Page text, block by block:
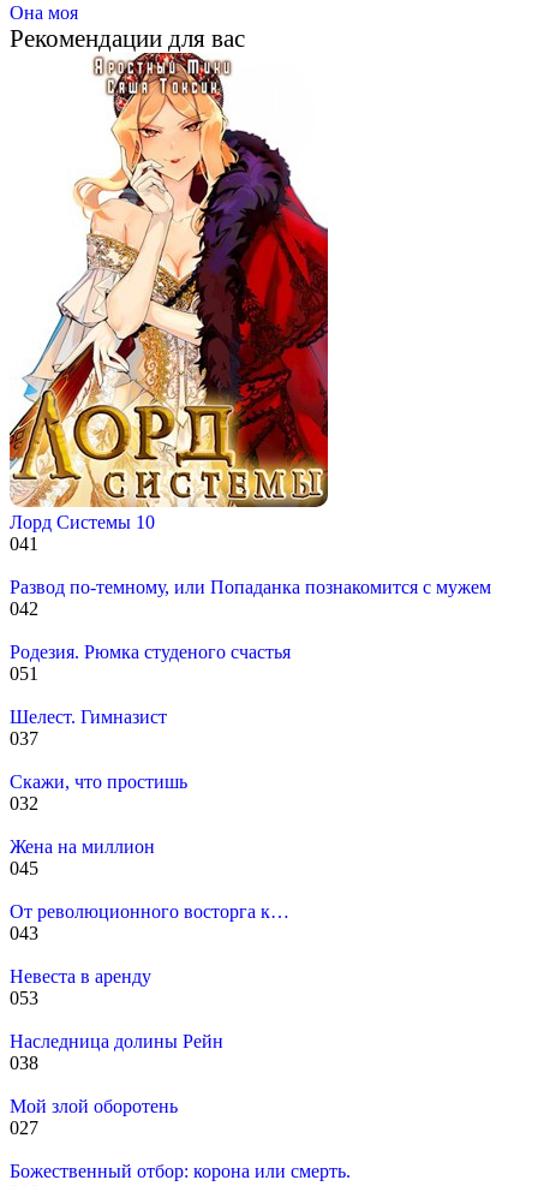
Она моя
Рекомендации для вас
Лорд Системы 10
041
Развод по-темному, или Попаданка познакомится с мужем
042
Родезия. Рюмка студеного счастья
051
Шелест. Гимназист
037
Скажи, что простишь
032
Жена на миллион
045
От революционного восторга к…
043
Невеста в аренду
053
Наследница долины Рейн
038
Мой злой оборотень
027
Божественный отбор: корона или смерть.